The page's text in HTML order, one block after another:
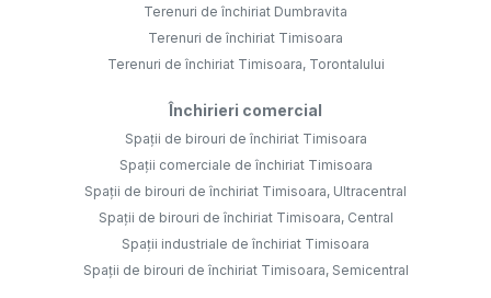
Terenuri de închiriat Dumbravita
Terenuri de închiriat Timisoara
Terenuri de închiriat Timisoara, Torontalului
Închirieri comercial
Spații de birouri de închiriat Timisoara
Spații comerciale de închiriat Timisoara
Spații de birouri de închiriat Timisoara, Ultracentral
Spații de birouri de închiriat Timisoara, Central
Spații industriale de închiriat Timisoara
Spații de birouri de închiriat Timisoara, Semicentral